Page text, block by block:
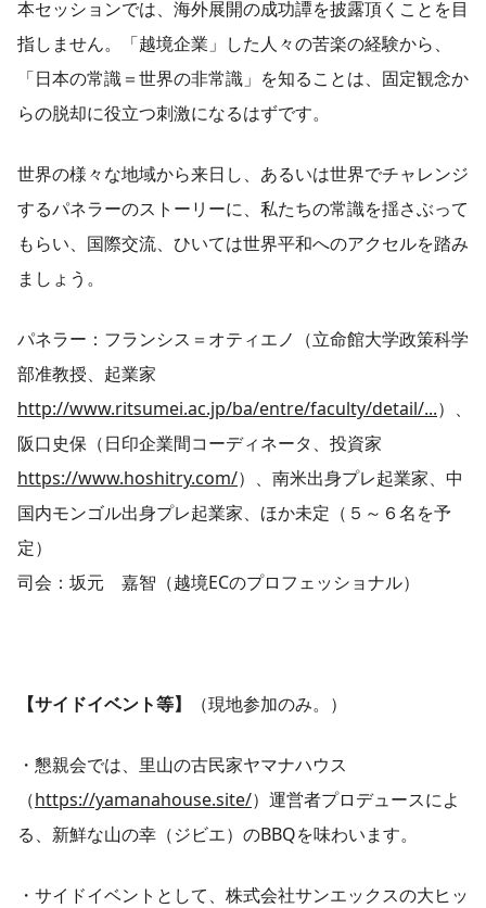
本セッションでは、海外展開の成功譚を披露頂くことを目
指しません。「越境企業」した人々の苦楽の経験から、
「日本の常識＝世界の非常識」を知ることは、固定観念か
らの脱却に役立つ刺激になるはずです。
世界の様々な地域から来日し、あるいは世界でチャレンジ
するパネラーのストーリーに、私たちの常識を揺さぶって
もらい、国際交流、ひいては世界平和へのアクセルを踏み
ましょう。
パネラー：フランシス＝オティエノ（立命館大学政策科学
部准教授、起業家
http://www.ritsumei.ac.jp/ba/entre/faculty/detail/...）、
阪口史保（日印企業間コーディネータ、投資家
https://www.hoshitry.com/）、南米出身プレ起業家、中
国内モンゴル出身プレ起業家、ほか未定（５～６名を予
定）
司会：坂元 嘉智（越境ECのプロフェッショナル）
【サイドイベント等】 （現地参加のみ。）
・懇親会では、里山の古民家ヤマナハウス
（https://yamanahouse.site/）運営者プロデュースによ
る、新鮮な山の幸（ジビエ）のBBQを味わいます。
・サイドイベントとして、株式会社サンエックスの大ヒッ